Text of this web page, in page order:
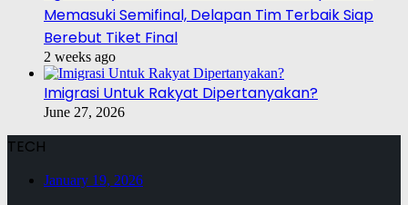
Memasuki Semifinal, Delapan Tim Terbaik Siap
Berebut Tiket Final
2 weeks ago
Imigrasi Untuk Rakyat Dipertanyakan?
June 27, 2026
TECH
January 19, 2026